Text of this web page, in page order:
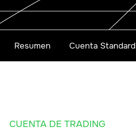
Resumen Cuenta Standard
CUENTA DE TRADING